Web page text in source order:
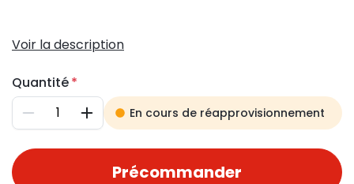
Voir la description
Quantité
Diminuer AugmenterEn cours de réapprovisionnement
Précommander